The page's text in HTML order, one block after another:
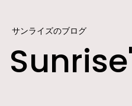
サンライズのブログ